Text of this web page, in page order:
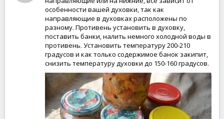
особенности вашей духовки, так как
направляющие в духовках расположены по
разному. Противень установить в духовку,
поставить банки, налить немного холодной воды в
противень. Установить температуру 200-210
градусов и как только содержимое банок закипит,
снизить температуру духовки до 150-160 градусов.